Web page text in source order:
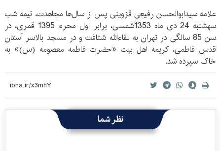
علامه سیدابوالحسن رفیعی قزوینی پس از سال‌ها مجاهدت، نیمه شب
سه‏شنبه 24 دی ماه 1353شمسی، برابر اول محرم 1395 قمری، در
سن 85 سالگی در تهران به لقاءالله شتافت و در مسجد بالاسر آستان
قدس فاطمی، کریمه اهل بیت «حضرت فاطمه معصومه (س)» به
خاک سپرده شد.
نظر شما